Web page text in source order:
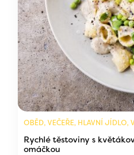
OBĚD, VEČEŘE, HLAVNÍ JÍDLO,
Rychlé těstoviny s
omáčkou